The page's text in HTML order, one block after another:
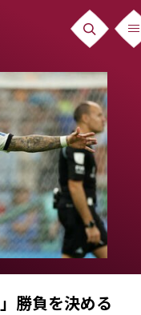
勝負を決める